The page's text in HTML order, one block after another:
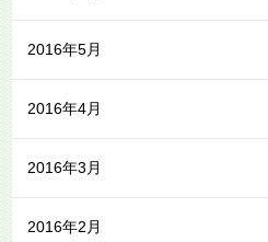
2016年5月
2016年4月
2016年3月
2016年2月